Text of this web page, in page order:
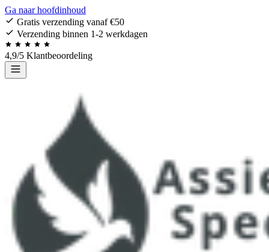
Ga naar hoofdinhoud
Gratis verzending vanaf €50
Verzending binnen 1-2 werkdagen
4,9/5 Klantbeoordeling